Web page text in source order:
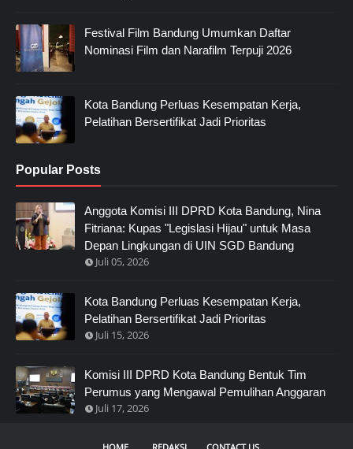
Festival Film Bandung Umumkan Daftar
Nominasi Film dan Narafilm Terpuji 2026
Kota Bandung Perluas Kesempatan Kerja,
Pelatihan Bersertifikat Jadi Prioritas
Popular Posts
Anggota Komisi III DPRD Kota Bandung, Nina
Fitriana: Kupas "Legislasi Hijau" untuk Masa
Depan Lingkungan di UIN SGD Bandung
Juli 05, 2026
Kota Bandung Perluas Kesempatan Kerja,
Pelatihan Bersertifikat Jadi Prioritas
Juli 15, 2026
Komisi III DPRD Kota Bandung Bentuk Tim
Perumus yang Mengawal Pemulihan Anggaran
Juli 17, 2026